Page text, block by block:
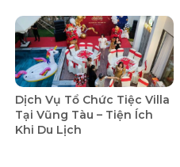
Dịch Vụ Tổ Chức Tiệc Villa
Tại Vũng Tàu – Tiện Ích
Khi Du Lịch